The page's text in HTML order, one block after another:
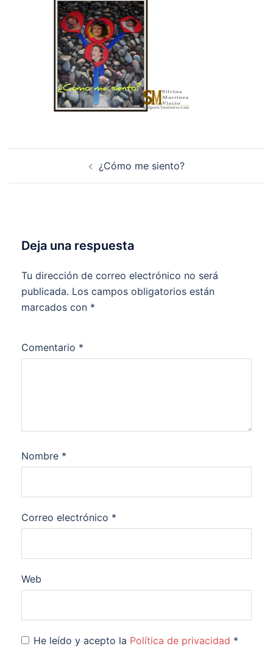
¿Cómo me siento?
Deja una respuesta
Tu dirección de correo electrónico no será
publicada. Los campos obligatorios están
marcados con *
Comentario *
Nombre *
Correo electrónico *
Web
He leído y acepto la Política de privacidad *